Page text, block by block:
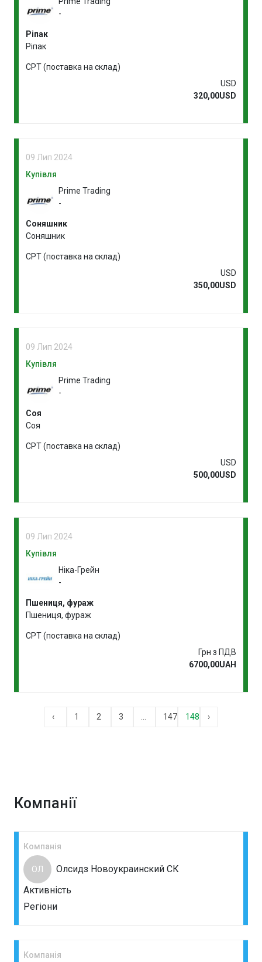
-
Ріпак
Ріпак
CPT (поставка на склад)
USD
320,00USD
09 Лип 2024
Купівля
Prime Trading
-
Соняшник
Соняшник
CPT (поставка на склад)
USD
350,00USD
09 Лип 2024
Купівля
Prime Trading
-
Соя
Соя
CPT (поставка на склад)
USD
500,00USD
09 Лип 2024
Купівля
Ніка-Грейн
-
Пшениця, фураж
Пшениця, фураж
CPT (поставка на склад)
Грн з ПДВ
6700,00UAH
‹ 1 2 3 147 148 ›
Компанії
Компанія
ОЛ
Олсидз Новоукраинский СК
Активність
Регіони
Компанія